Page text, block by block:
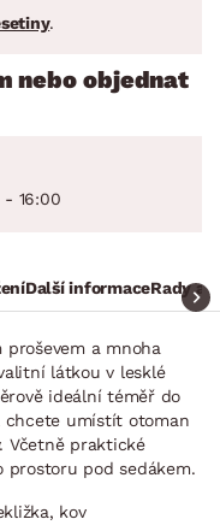
.
nebo objednat
16:00
Další informaceRady a
proševem a mnoha
látkou v lesklé
ideální téměř do
chcete umístít otoman
Včetně praktické
prostoru pod sedákem.
kov